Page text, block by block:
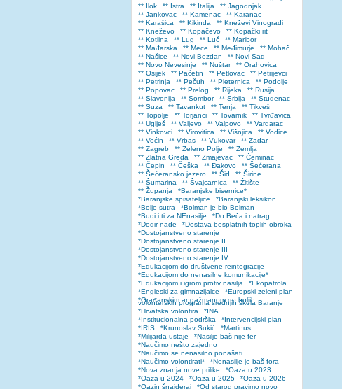
** Ilok
** Istra ** Italija
** Jagodnjak
** Jankovac
** Kamenac
** Karanac
** Karašica
** Kikinda
** Kneževi Vinogradi
** Kneževo
** Kopačevo
** Kopački rit
** Kotlina
** Lug ** Luč
** Maribor
** Mađarska
** Mece ** Međimurje
** Mohač
** Našice
** Novi Bezdan
** Novi Sad
** Novo Nevesinje
** Nuštar
** Orahovica
** Osijek
** Pačetin ** Petlovac
** Petrijevci
** Petrinja
** Pečuh ** Pleternica
** Podolje
** Popovac
** Prelog ** Rijeka
** Rusija
** Slavonija
** Sombor ** Srbija
** Studenac
** Suza
** Tavankut ** Tenja
** Tikveš
** Topolje
** Torjanci ** Tovarnik
** Tvrđavica
** Uglješ
** Valjevo ** Valpovo
** Vardarac
** Vinkovci
** Virovitica ** Višnjica
** Vodice
** Voćin
** Vrbas ** Vukovar
** Zadar
** Zagreb
** Zeleno Polje
** Zemlja
** Zlatna Greda
** Zmajevac
** Čeminac
** Čepin
** Češka ** Đakovo
** Šećerana
** Šećeransko jezero
** Šid
** Širine
** Šumarina
** Švajcarnica
** Žitište
** Županja
*Baranjske bisernice*
*Baranjske spisateljice
*Baranjski leksikon
*Bolje sutra
*Bolman je bio Bolman
*Budi i ti za NEnasilje
*Do Beča i natrag
*Dodir nade
*Dostava besplatnih toplih obroka
*Dostojanstveno starenje
*Dostojanstveno starenje II
*Dostojanstveno starenje III
*Dostojanstveno starenje IV
*Edukacijom do društvene reintegracije
*Edukacijom do nenasilne komunikacije*
*Edukacijom i igrom protiv nasilja
*Ekopatrola
*Engleski za gimnazijalce
*Europski zeleni plan
*Građanskim angažmanom do boljih
volonterskih programa srednjih škola Baranje
*Hrvatska volontira
*INA
*Institucionalna podrška
*Intervencijski plan
*IRIS
*Krunoslav Sukić
*Martinus
*Milijarda ustaje
*Nasilje baš nije fer
*Naučimo nešto zajedno
*Naučimo se nenasilno ponašati
*Naučimo volontirati*
*Nenasilje je baš fora
*Nova znanja nove prilike
*Oaza u 2023
*Oaza u 2024
*Oaza u 2025
*Oaza u 2026
*Oazin šnajderaj
*Od starog pravimo novo